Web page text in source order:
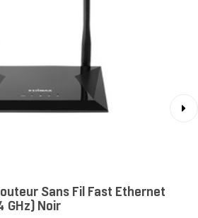
Sans Fil Fast Ethernet
GHz) Noir